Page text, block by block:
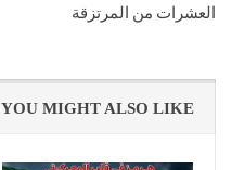
العشرات من المرتزقة
YOU MIGHT ALSO LIKE